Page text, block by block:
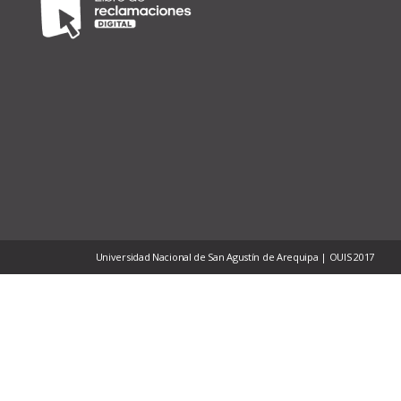
Universidad Nacional de San Agustín de Arequipa | OUIS 2017